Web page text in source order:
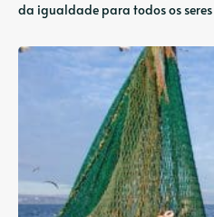
da igualdade para todos os seres